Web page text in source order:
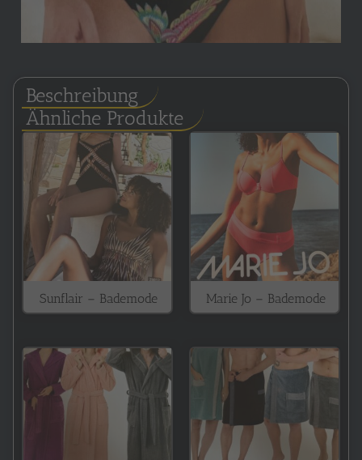
Beschreibung
Ähnliche Produkte
Sunflair – Bademode Marie Jo – Bademode